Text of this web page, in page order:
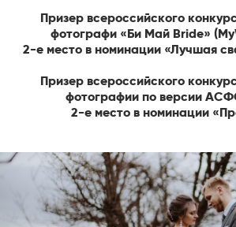
Призер всероссийского
фотографи «Би Май Bride»
2-е место в номинации «Лучшая
Призер всероссийского
фотографии по версии
2-е место в номинации